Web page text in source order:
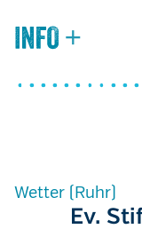
Wetter (Ruhr)
Ev.